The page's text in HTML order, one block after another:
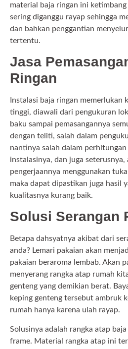
material baja ringan ini
sering diganggu rayap sehingga
dan bahkan penggantian
tertentu.
Jasa
Ringan
Instalasi baja ringan memerlukan
tinggi, diawali dari pengukuran
baku sampai pemasangannya
dengan teliti, salah dalam
nantinya salah dalam perhitungan
instalasinya, dan juga seterusnya,
pengerjaannya menggunakan
maka dapat dipastikan juga hasil
kualitasnya kurang baik.
Solusi Serangan
Betapa dahsyatnya akibat dari
anda? Lemari pakaian akan
pakaian beraroma lembab. Akan
menyerang rangka atap rumah
genteng yang demikian berat.
keping genteng tersebut ambruk
rumah hanya karena ulah rayap.
Solusinya adalah rangka atap
frame. Material rangka atap ini